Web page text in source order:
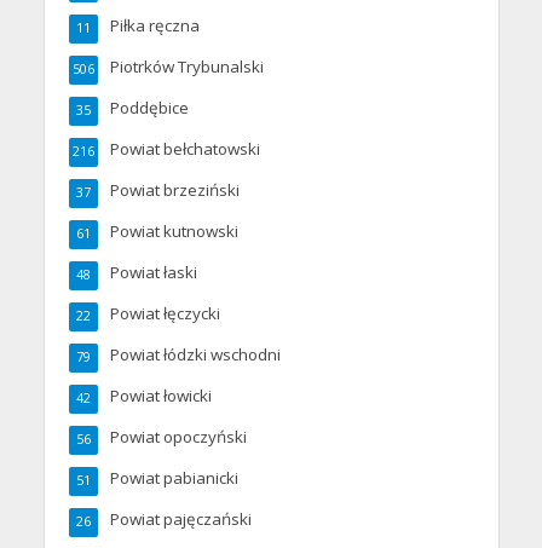
Piłka ręczna
11
Piotrków Trybunalski
506
Poddębice
35
Powiat bełchatowski
216
Powiat brzeziński
37
Powiat kutnowski
61
Powiat łaski
48
Powiat łęczycki
22
Powiat łódzki wschodni
79
Powiat łowicki
42
Powiat opoczyński
56
Powiat pabianicki
51
Powiat pajęczański
26